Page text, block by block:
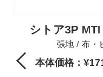
Previous
シトア3P
張地 / 布・
本体価格：